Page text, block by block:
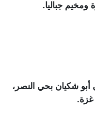
جباليا.
أبو شكيان بحي النصر،
.